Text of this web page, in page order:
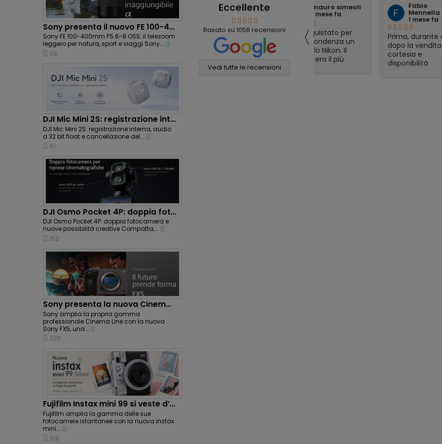
Sony presenta il nuovo FE 100-400mm F5.6-8 OSS:...
Sony FE 100-400mm F5.6-8 OSS: il telezoom
leggero per natura, sport e viaggi Sony...
58
DJI Mic Mini 2S: registrazione interna e...
DJI Mic Mini 2S: registrazione interna, audio
a 32 bit float e cancellazione del...
41
DJI Osmo Pocket 4P: doppia fotocamera e riprese...
DJI Osmo Pocket 4P: doppia fotocamera e
nuove possibilità creative Compatta,...
152
Sony presenta la nuova Cinema Line FX5: potenza...
Sony amplia la propria gamma
professionale Cinema Line con la nuova
Sony FX5, una...
200
Fujifilm Instax mini 99 si veste d’argento:...
Fujifilm amplia la gamma delle sue
fotocamere istantanee con la nuova instax
mini...
109
Eccellente
Basato su1058 recensioni
Vedi tutte le recensioni
〈
Mario Massini
2 mesi fa
Ho molto
apprezzato la
scrupolosità nella
valutazione del mio
l'acquisto della
nuova fotocamera
(con i relativi pregi e
difetti) . Mi ritengo
sinceramente
soddisfatto e
tutelato dalla
consulenza che mi
avete offerto.
Affabilità e
professionalità ...
che altro !!!
Mauro
1 settimana fa
Tutto
assolutamente
cosa si potrebbe
pretendere di più,
grazie
mauro simeoli
Ho acquistato per
corrispondenza un
binocolo Nikon. Il
prezzo era il più
conveniente online
Fabio
Mennella
Prima, durante e
dopo la vendita
cortesia e
disponibilità
Ho